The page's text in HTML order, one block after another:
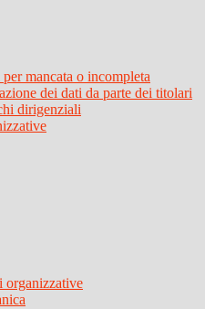
mancata o incompleta
dei dati da parte dei titolari
dirigenziali
organizzative